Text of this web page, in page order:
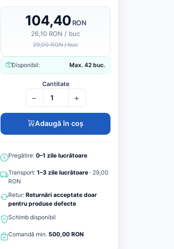
104,40 RON
26,10 RON / buc
29,00 RON / buc
Disponibil: Max. 42 buc.
Cantitate
− +
Adaugă în coș
Pregătire: 0–1 zile lucrătoare
Transport: 1–3 zile lucrătoare · 29,00
RON
Retur: Returnări acceptate doar
pentru produse defecte
Schimb disponibil
Comandă min. 500,00 RON